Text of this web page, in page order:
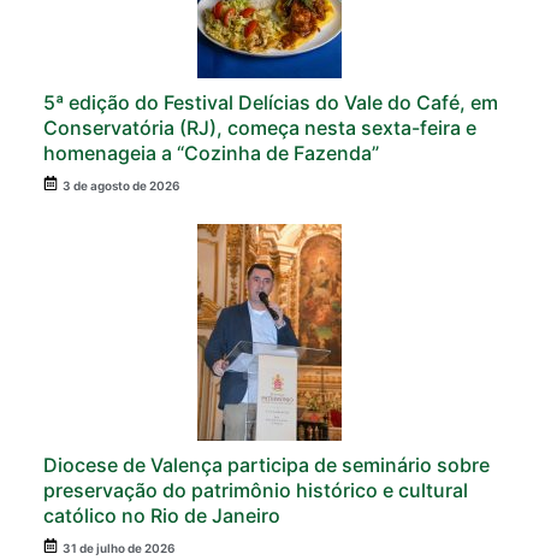
5ª edição do Festival Delícias do Vale do Café, em
Conservatória (RJ), começa nesta sexta-feira e
homenageia a “Cozinha de Fazenda”
3 de agosto de 2026
Diocese de Valença participa de seminário sobre
preservação do patrimônio histórico e cultural
católico no Rio de Janeiro
31 de julho de 2026